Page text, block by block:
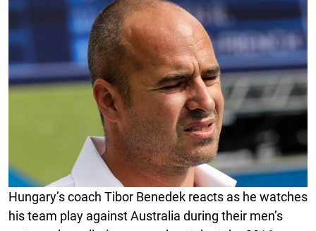
Hungary’s coach Tibor Benedek reacts as he watches
his team play against Australia during their men’s